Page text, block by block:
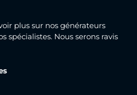
plus sur nos générateurs
spécialistes. Nous serons ravis